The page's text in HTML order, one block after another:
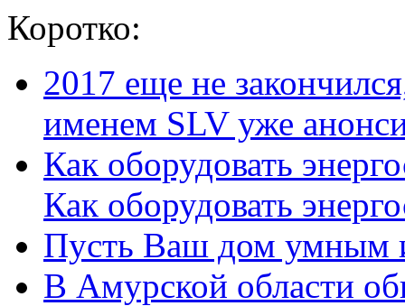
Коротко:
2017 еще не
именем SLV уже
Как оборудовать
Как оборудовать
Пусть Ваш дом умным
В Амурской области